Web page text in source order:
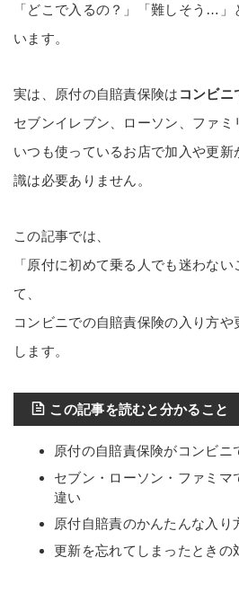
「どこで入るの？」「難しそう…
います。
実は、原付の自賠責保険は コンビニ
セブンイレブン、ローソン、ファミ
いつも使っているお店で加入や更
識は必要ありません。
この記事では、
「原付に初めて乗る人でも迷わな
て、
コンビニでの自賠責保険の入り方や
します。
この記事を読むと分かること
原付の自賠責保険がコンビニ
セブン・ローソン・ファミマ
違い
原付自賠責のかんたんな入り
更新を忘れてしまったときの